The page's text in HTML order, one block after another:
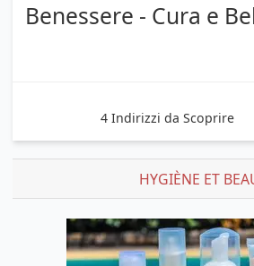
Benessere - Cura e
4 Indirizzi da Scoprire
HYGIÈNE ET